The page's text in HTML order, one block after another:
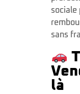
sociale
sans
là